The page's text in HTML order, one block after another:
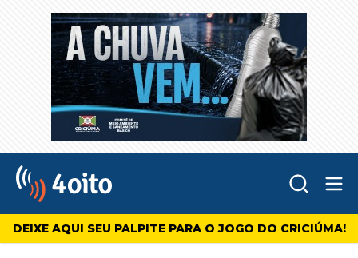
4oito
DEIXE AQUI SEU PALPITE PARA O JOGO DO CRICIÚMA!